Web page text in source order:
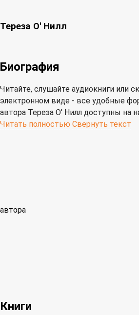
Тереза О' Нилл
Биография
Читайте, слушайте аудиокниги или
электронном виде - все удобные
автора Тереза О' Нилл доступны на
Читать полностью Свернуть текст
автора
Книги